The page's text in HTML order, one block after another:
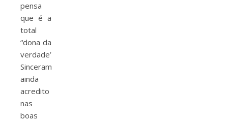
pensa
que é a
total
“dona da
verdade”?
Sinceramente,
ainda
acredito
nas
boas